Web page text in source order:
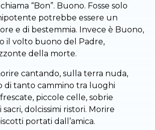
“Bon”. Buono. Fosse solo
potrebbe essere un
e di bestemmia. Invece è Buono,
il volto buono del Padre,
della morte.
cantando, sulla terra nuda,
di tanto cammino tra luoghi
piccole celle, sobrie
dolcissimi ristori. Morire
portati dall’amica.